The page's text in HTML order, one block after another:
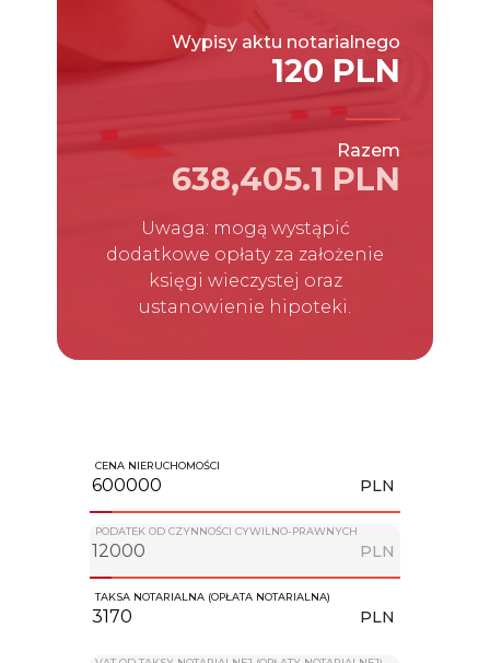
Wypisy aktu notarialnego
120 PLN
Razem
638,405.1 PLN
Uwaga: mogą wystąpić
dodatkowe opłaty za założenie
księgi wieczystej oraz
ustanowienie hipoteki.
CENA NIERUCHOMOŚCI
PLN
PODATEK OD CZYNNOŚCI CYWILNO-PRAWNYCH
PLN
TAKSA NOTARIALNA (OPŁATA NOTARIALNA)
PLN